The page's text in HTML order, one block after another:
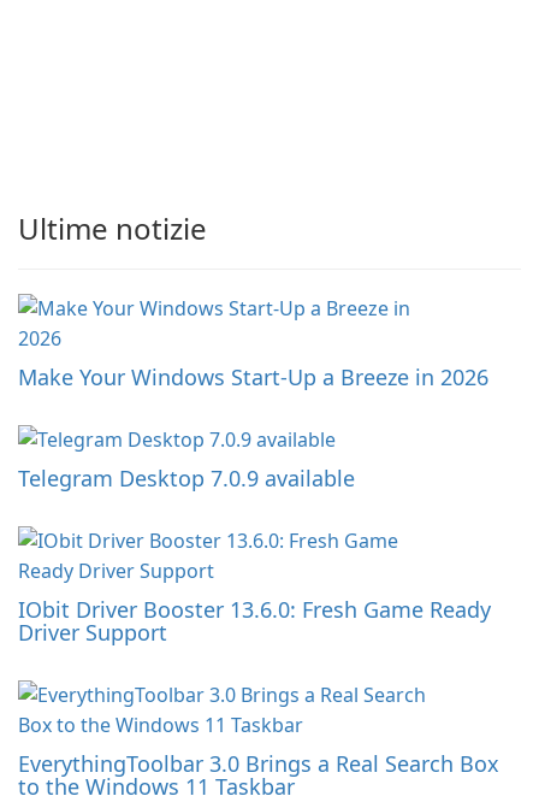
Ultime notizie
Make Your Windows Start-Up a Breeze in 2026
Telegram Desktop 7.0.9 available
IObit Driver Booster 13.6.0: Fresh Game Ready
Driver Support
EverythingToolbar 3.0 Brings a Real Search Box
to the Windows 11 Taskbar